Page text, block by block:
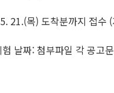
21.(목) 도착분까지 접수
날짜: 첨부파일 각 공고